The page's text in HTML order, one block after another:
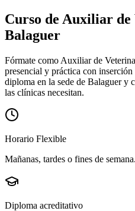
Curso de Auxiliar
Balaguer
Fórmate como Auxiliar de
presencial y práctica con
diploma en la sede de Balaguery
las clínicas necesitan.
Horario Flexible
Mañanas, tardes o fines de semana.
Diploma acreditativo